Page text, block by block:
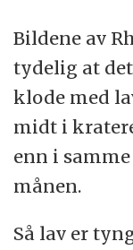
Bildene av
tydelig at
klode med
midt i
enn i
månen.
Så lav er